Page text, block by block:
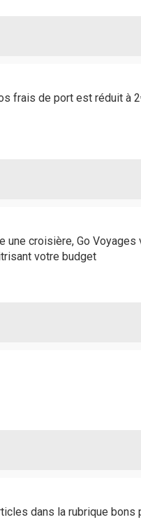
frais de port est réduit à
une croisière, Go
votre budget
dans la rubrique bons